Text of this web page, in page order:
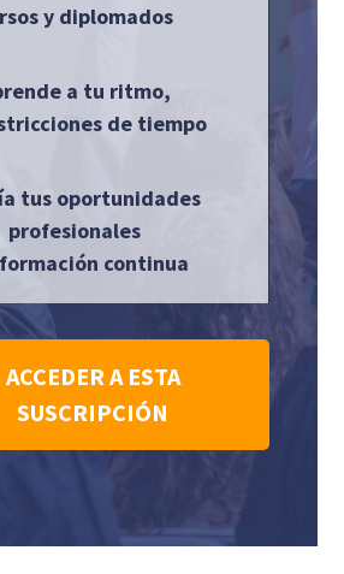
y diplomados
a tu ritmo,
de tiempo
tus oportunidades
profesionales
continua
ACCEDER A ESTA
SUSCRIPCIÓN